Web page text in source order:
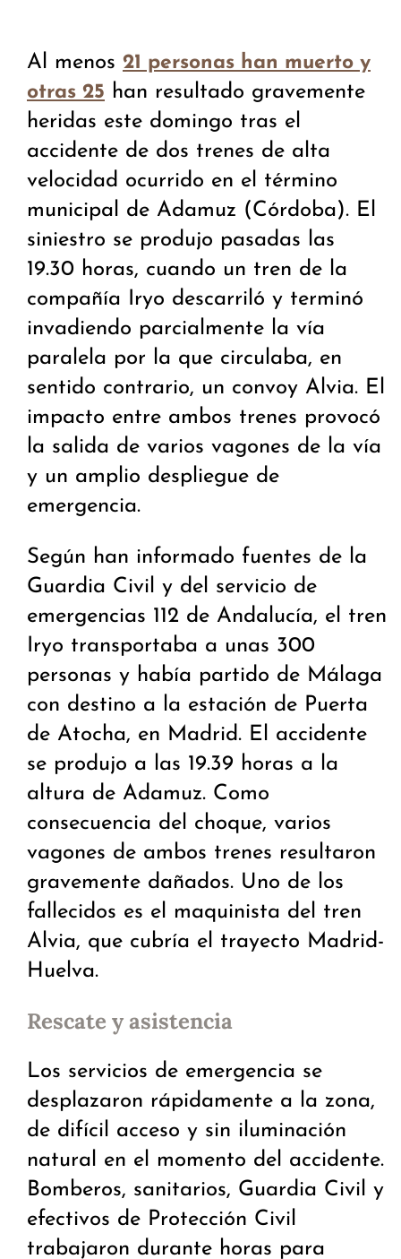
Al menos 21 personas han muerto y
otras 25 han resultado gravemente
heridas este domingo tras el
accidente de dos trenes de alta
velocidad ocurrido en el término
municipal de Adamuz (Córdoba). El
siniestro se produjo pasadas las
19.30 horas, cuando un tren de la
compañía Iryo descarriló y terminó
invadiendo parcialmente la vía
paralela por la que circulaba, en
sentido contrario, un convoy Alvia. El
impacto entre ambos trenes provocó
la salida de varios vagones de la vía
y un amplio despliegue de
emergencia.
Según han informado fuentes de la
Guardia Civil y del servicio de
emergencias 112 de Andalucía, el tren
Iryo transportaba a unas 300
personas y había partido de Málaga
con destino a la estación de Puerta
de Atocha, en Madrid. El accidente
se produjo a las 19.39 horas a la
altura de Adamuz. Como
consecuencia del choque, varios
vagones de ambos trenes resultaron
gravemente dañados. Uno de los
fallecidos es el maquinista del tren
Alvia, que cubría el trayecto Madrid-
Huelva.
Rescate y asistencia
Los servicios de emergencia se
desplazaron rápidamente a la zona,
de difícil acceso y sin iluminación
natural en el momento del accidente.
Bomberos, sanitarios, Guardia Civil y
efectivos de Protección Civil
trabajaron durante horas para